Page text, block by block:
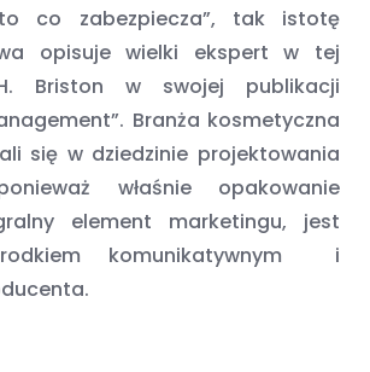
co zabezpiecza”, tak istotę
opisuje wielki ekspert w tej
Briston w swojej publikacji
Branża kosmetyczna
się w dziedzinie projektowania
właśnie opakowanie
element marketingu, jest
komunikatywnym
i